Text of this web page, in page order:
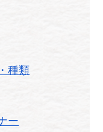
種類
ー